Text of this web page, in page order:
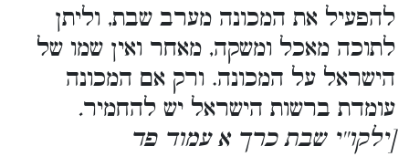
להפעיל את המכונה מערב שבת, וליתן
לתוכה מאכל ומשקה, מאחר ואין שמו של
הישראל על המכונה. ורק אם המכונה
עומדת ברשות הישראל יש להחמיר.
[ילקו''י שבת כרך א עמוד פד